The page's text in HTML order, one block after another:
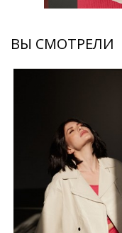
ВЫ СМОТРЕЛИ